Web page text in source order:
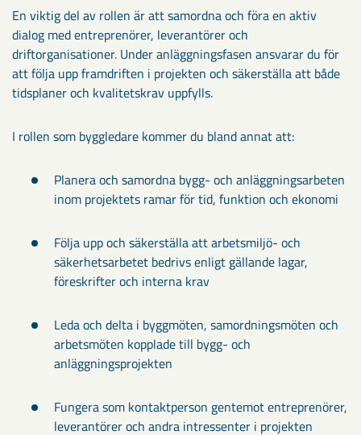
En viktig del av rollen är att samordna och föra en aktiv
dialog med entreprenörer, leverantörer och
driftorganisationer. Under anläggningsfasen ansvarar du för
att följa upp framdriften i projekten och säkerställa att både
tidsplaner och kvalitetskrav uppfylls.
I rollen som byggledare kommer du bland annat att:
Planera och samordna bygg- och anläggningsarbeten
inom projektets ramar för tid, funktion och ekonomi
Följa upp och säkerställa att arbetsmiljö- och
säkerhetsarbetet bedrivs enligt gällande lagar,
föreskrifter och interna krav
Leda och delta i byggmöten, samordningsmöten och
arbetsmöten kopplade till bygg- och
anläggningsprojekten
Fungera som kontaktperson gentemot entreprenörer,
leverantörer och andra intressenter i projekten